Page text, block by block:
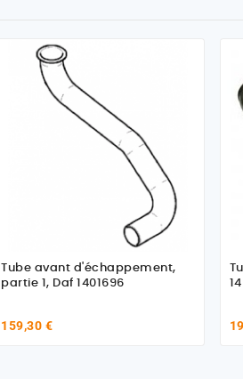
Tube avant d'échappement,
partie 1, Daf 1401696
159,30 €